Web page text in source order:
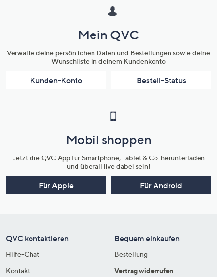
Mein QVC
Verwalte deine persönlichen Daten und Bestellungen sowie deine
Wunschliste in deinem Kundenkonto
Kunden-Konto Bestell-Status
Mobil shoppen
Jetzt die QVC App für Smartphone, Tablet & Co. herunterladen
und überall live dabei sein!
Für Apple Für Android
QVC kontaktieren
Hilfe-Chat
Kontakt
Bequem einkaufen
Bestellung
Vertrag widerrufen